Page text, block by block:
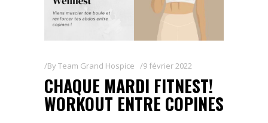
ByTeam Grand Hospice 9 février 2022
CHAQUE MARDI FITNEST!
WORKOUT ENTRE COPINES